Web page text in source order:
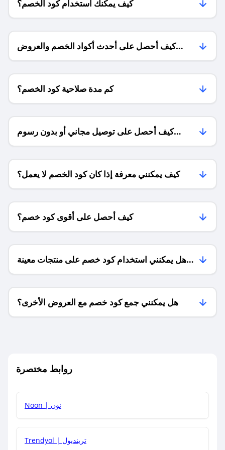
كيف يمكنك استخدام كود الخصم؟
كيف أحصل على أحدث أكواد الخصم والعروض
للمتاجر؟
كم مدة صلاحية كود الخصم؟
كيف أحصل على توصيل مجاني أو بدون رسوم
الشحن ؟
كيف يمكنني معرفة إذا كان كود الخصم لا يعمل؟
كيف أحصل على أقوى كود خصم؟
هل يمكنني استخدام كود خصم على منتجات معينة
فقط؟
هل يمكنني جمع كود خصم مع العروض الأخرى؟
روابط مختصرة
Noon | نون
Trendyol | ترينديول